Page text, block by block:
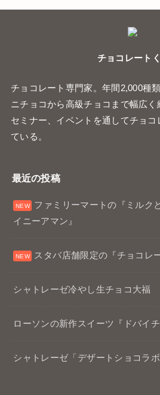
チョコレート
チョコレート専門家。年間2,000種
ニチョコから高級チョコまで幅広
セミナー、イベントを通してチョコ
ている。
最近の投稿
ファミリーマートの『ミルク
イニーアマン』
スタバ店舗限定の『チョコレ
シャトレーゼ冷やし生チョコ大福
ローソンの新作スイーツ『ドバイ
シャトレーゼ「デザートショコラ